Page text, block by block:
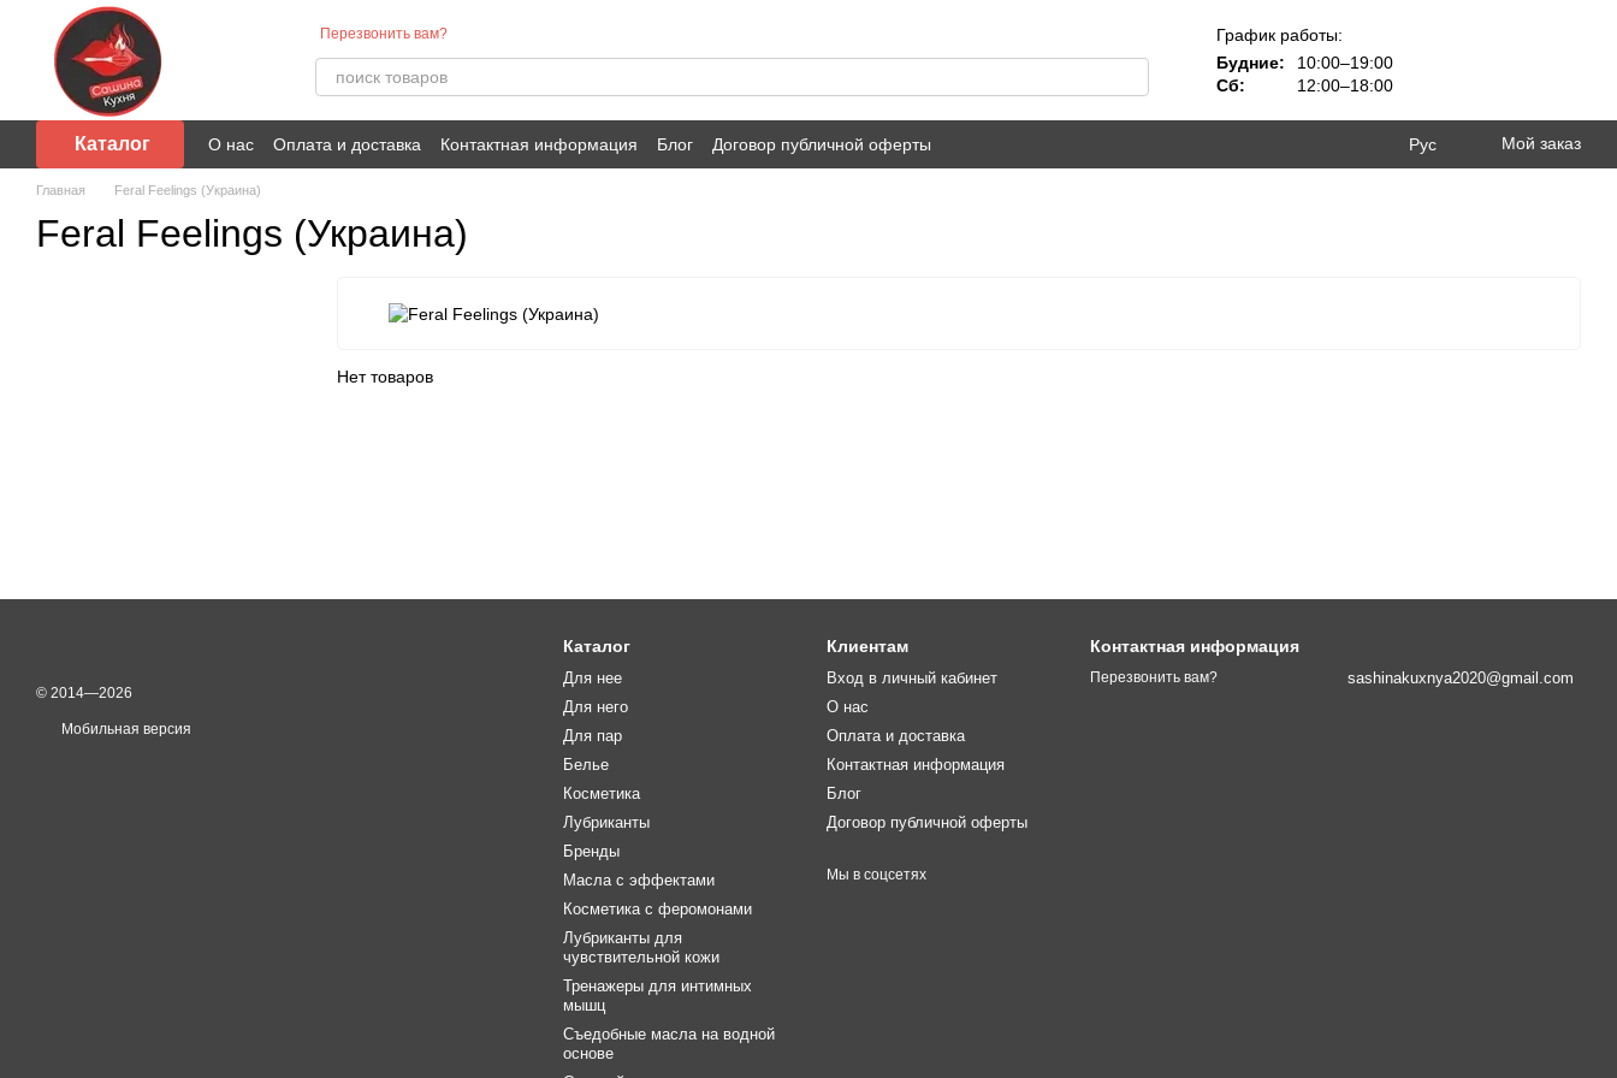
Перейти к основному контенту
Перезвонить вам?
График работы:
Будние:
10:00–19:00
Сб:
12:00–18:00
Каталог О нас Оплата и доставка Контактная информация Блог Договор публичной оферты Рус Мой заказ
Главная Feral Feelings (Украина)
Feral Feelings (Украина)
Нет товаров
© 2014—2026
Мобильная версия
Каталог
Для нее
Для него
Для пар
Белье
Косметика
Лубриканты
Бренды
Масла с эффектами
Косметика с феромонами
Лубриканты для
чувствительной кожи
Тренажеры для интимных
мышц
Съедобные масла на водной
основе
Клиентам
Вход в личный кабинет
О нас
Оплата и доставка
Контактная информация
Блог
Договор публичной оферты
Мы в соцсетях
Контактная информация
Перезвонить вам? sashinakuxnya2020@gmail.com